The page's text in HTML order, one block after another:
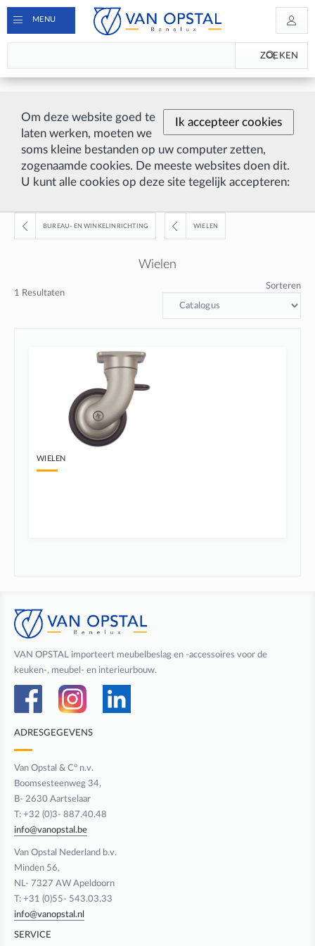
Ik accepteer cookies
Om deze website goed te
laten werken, moeten we
soms kleine bestanden op uw computer zetten,
zogenaamde cookies. De meeste websites doen dit.
U kunt alle cookies op deze site tegelijk accepteren:
MENU
ZOEKEN
BUREAU- EN WINKELINRICHTING WIELEN
Wielen
1 Resultaten
Sorteren
WIELEN
VAN OPSTAL importeert meubelbeslag en -accessoires voor de
keuken-, meubel- en interieurbouw.
ADRESGEGEVENS
Van Opstal & C° n.v.
Boomsesteenweg 34,
B- 2630 Aartselaar
T: +32 (0)3- 887.40.48
info@vanopstal.be
Van Opstal Nederland b.v.
Minden 56,
NL- 7327 AW Apeldoorn
T: +31 (0)55- 543.03.33
info@vanopstal.nl
SERVICE